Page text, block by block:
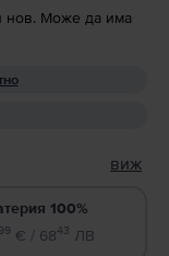
нов. Може да има
виж
100%
99€ / 6843 ЛВ